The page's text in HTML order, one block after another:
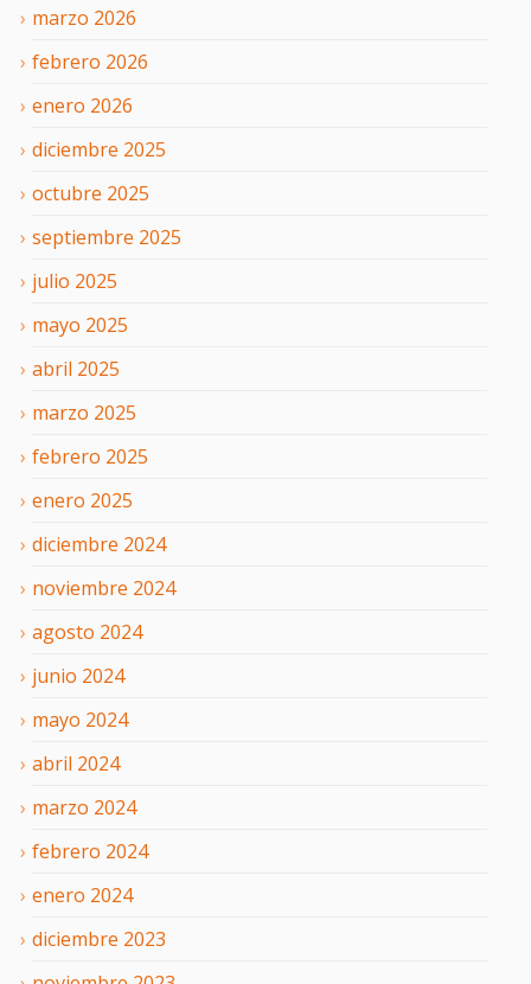
marzo 2026
febrero 2026
enero 2026
diciembre 2025
octubre 2025
septiembre 2025
julio 2025
mayo 2025
abril 2025
marzo 2025
febrero 2025
enero 2025
diciembre 2024
noviembre 2024
agosto 2024
junio 2024
mayo 2024
abril 2024
marzo 2024
febrero 2024
enero 2024
diciembre 2023